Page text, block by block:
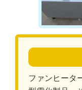
ファンヒータ